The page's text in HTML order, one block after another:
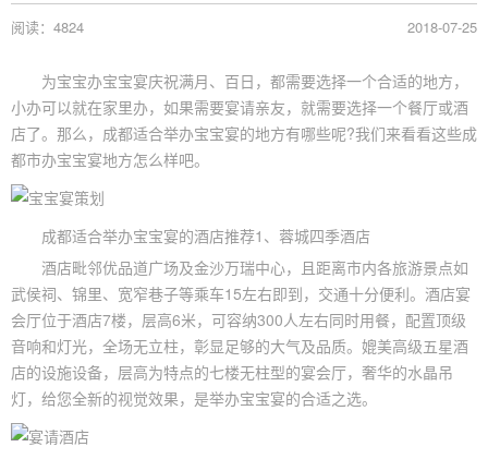
阅读：4824 2018-07-25
为宝宝办宝宝宴庆祝满月、百日，都需要选择一个合适的地方，
小办可以就在家里办，如果需要宴请亲友，就需要选择一个餐厅或酒
店了。那么，成都适合举办宝宝宴的地方有哪些呢?我们来看看这些成
都市办宝宝宴地方怎么样吧。
成都适合举办宝宝宴的酒店推荐1、蓉城四季酒店
酒店毗邻优品道广场及金沙万瑞中心，且距离市内各旅游景点如
武侯祠、锦里、宽窄巷子等乘车15左右即到，交通十分便利。 酒店宴
会厅位于酒店7楼，层高6米，可容纳300人左右同时用餐，配置顶级
音响和灯光，全场无立柱，彰显足够的大气及品质。媲美高级五星酒
店的设施设备，层高为特点的七楼无柱型的宴会厅，奢华的水晶吊
灯，给您全新的视觉效果，是举办宝宝宴的合适之选。